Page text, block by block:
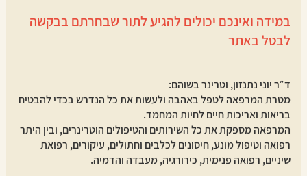
במידה ואינכם יכולים להגיע לתור שבחרתם בבקשה
לבטל באתר
ד״ר יוני נתנזון, וטרינר בשוהם:
מטרת המרפאה לטפל באהבה ולעשות את כל הנדרש בכדי להבטיח
בריאות ואריכות חיים לחיות המחמד.
המרפאה מספקת את כל השירותים והטיפולים הוטרינרים, ובין היתר
רפואה וטיפול מונע, חיסונים לכלבים וחתולים, עיקורים, רפואת
שיניים, רפואה פנימית, כירורגיה, מעבדה והדמיה.